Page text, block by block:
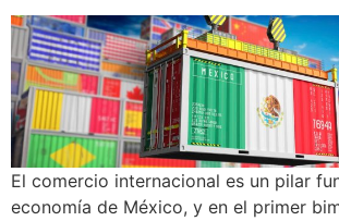
El comercio internacional es un pilar
economía de México, y en el primer